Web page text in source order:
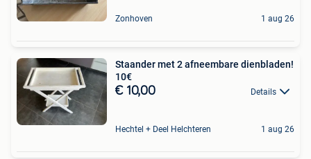
Zonhoven 1 aug 26
Staander met 2 afneembare dienbladen!
10€
€ 10,00 Details
Hechtel + Deel Helchteren 1 aug 26